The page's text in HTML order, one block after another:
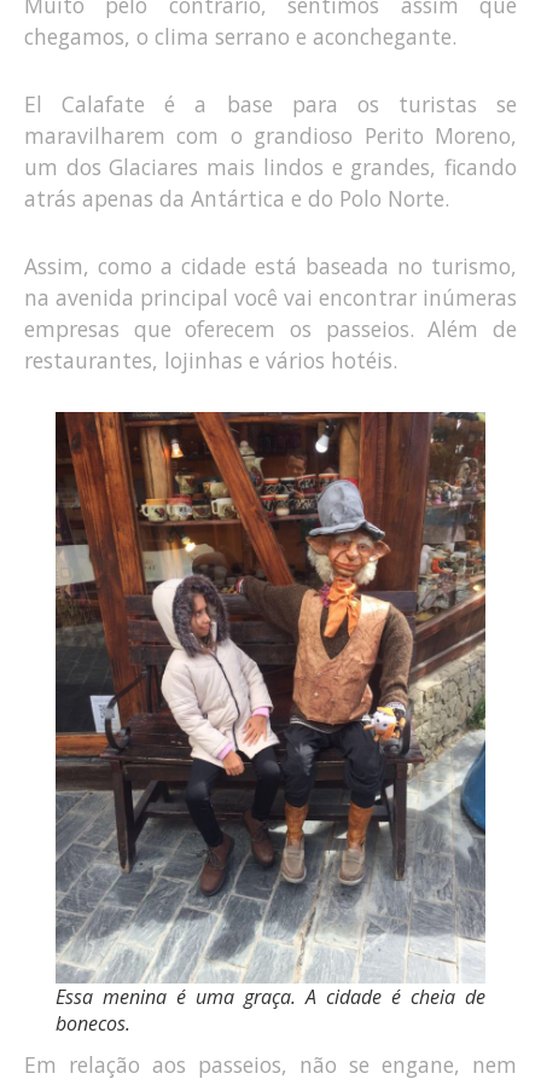
chegamos, o clima serrano e aconchegante.
El Calafate é a base para os turistas se
maravilharem com o grandioso Perito Moreno,
um dos Glaciares mais lindos e grandes, ficando
atrás apenas da Antártica e do Polo Norte.
Assim, como a cidade está baseada no turismo,
na avenida principal você vai encontrar inúmeras
empresas que oferecem os passeios. Além de
restaurantes, lojinhas e vários hotéis.
Essa menina é uma graça. A cidade é cheia de
bonecos.
Em relação aos passeios, não se engane, nem